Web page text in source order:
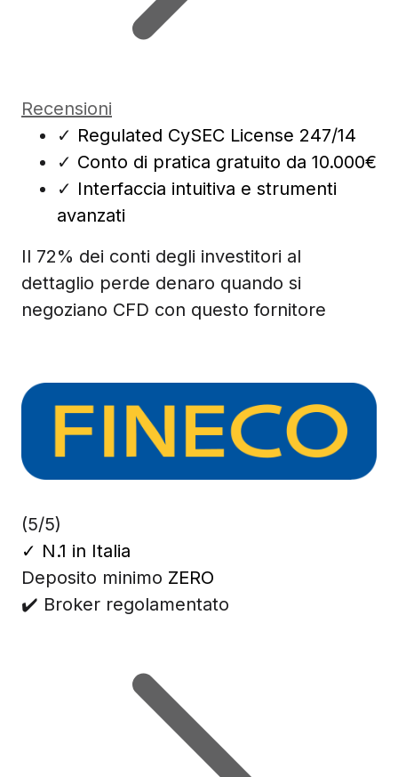
Recensioni
✓ Regulated CySEC License 247/14
✓ Conto di pratica gratuito da 10.000€
✓ Interfaccia intuitiva e strumenti
avanzati
Il 72% dei conti degli investitori al
dettaglio perde denaro quando si
negoziano CFD con questo fornitore
(5/5)
✓ N.1 in Italia
Deposito minimo ZERO
✔️ Broker regolamentato